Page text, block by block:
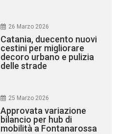
26 Marzo 2026
Catania, duecento nuovi
cestini per migliorare
decoro urbano e pulizia
delle strade
25 Marzo 2026
Approvata variazione
bilancio per hub di
mobilità a Fontanarossa